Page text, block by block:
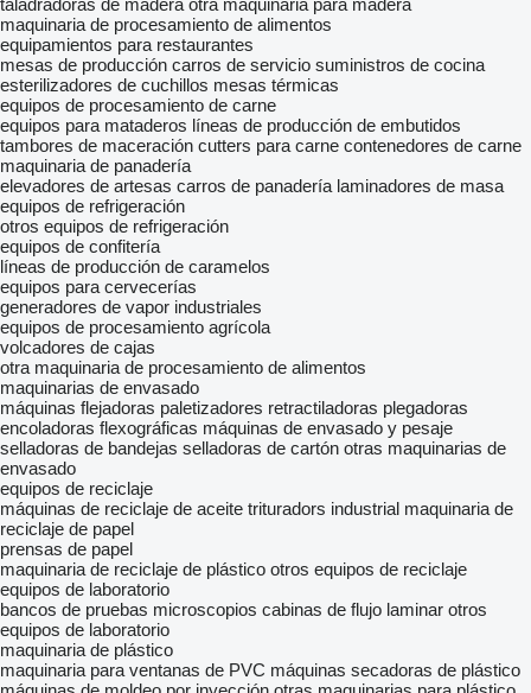
maquinaria de procesamiento de alimentos
equipamientos para restaurantes
mesas de producción carros de servicio suministros de cocina
esterilizadores de cuchillos mesas térmicas
equipos de procesamiento de carne
equipos para mataderos líneas de producción de embutidos
tambores de maceración cutters para carne contenedores de carne
maquinaria de panadería
elevadores de artesas carros de panadería laminadores de masa
equipos de refrigeración
otros equipos de refrigeración
equipos de confitería
líneas de producción de caramelos
equipos para cervecerías
generadores de vapor industriales
equipos de procesamiento agrícola
volcadores de cajas
otra maquinaria de procesamiento de alimentos
maquinarias de envasado
máquinas flejadoras paletizadores retractiladoras plegadoras
encoladoras flexográficas máquinas de envasado y pesaje
selladoras de bandejas selladoras de cartón otras maquinarias de
envasado
equipos de reciclaje
máquinas de reciclaje de aceite trituradors industrial maquinaria de
reciclaje de papel
prensas de papel
maquinaria de reciclaje de plástico otros equipos de reciclaje
equipos de laboratorio
bancos de pruebas microscopios cabinas de flujo laminar otros
equipos de laboratorio
maquinaria de plástico
maquinaria para ventanas de PVC máquinas secadoras de plástico